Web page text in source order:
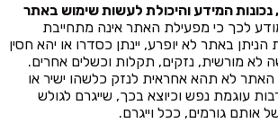
המידע והיכולת לעשות שימוש באתר
לכך כי מפעילת האתר אינה מתחייבת
הניתן באתר לא יופרע, יינתן כסדרו או יהא חסין
לא מורשית, נזקים, תקלות וכשלים אחרים.
לא תהא אחראית לנזק כלשהו ישיר או
עוגמת נפש וכיוצא בכך, שייגרם לגולש
אותם גורמים, ככל וייגרם.